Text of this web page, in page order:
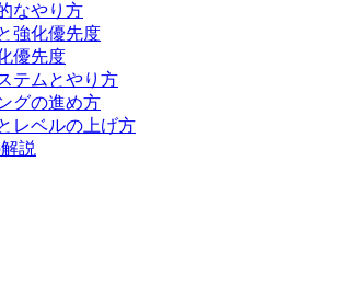
なやり方
強化優先度
優先度
テムとやり方
グの進め方
レベルの上げ方
説